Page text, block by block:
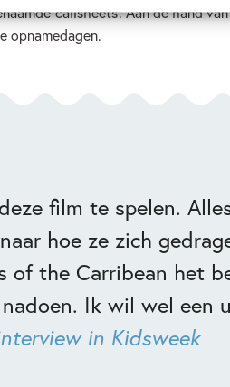
‘callsheets’. Aan de hand
opnamedagen.
film te spelen.
hoe ze zich
of the Carribean het
Ik wil wel een
in Kidsweek